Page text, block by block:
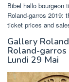
Bibel hallo bourgeon
Roland-garros 2019:
ticket prices and
Gallery
Roland-garros
Lundi 29 Mai